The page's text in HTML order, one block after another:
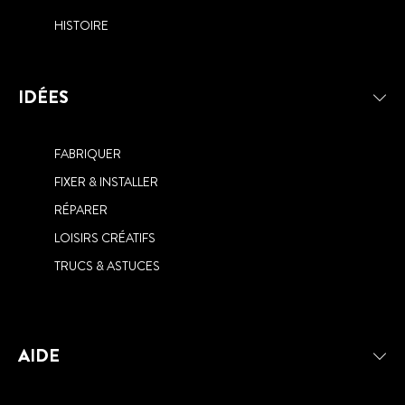
HISTOIRE
IDÉES
FABRIQUER
FIXER & INSTALLER
RÉPARER
LOISIRS CRÉATIFS
TRUCS & ASTUCES
AIDE